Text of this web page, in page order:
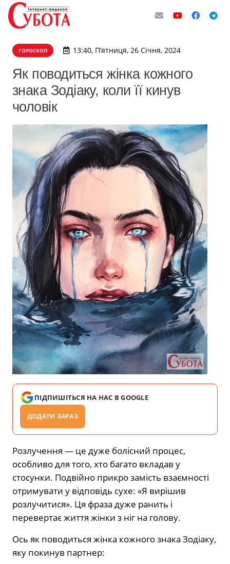
ГОРОСКОП 13:40, П’ятниця, 26 Січня, 2024
Як поводиться жінка кожного
знака Зодіаку, коли її кинув
чоловік
ПІДПИШІТЬСЯ НА НАС В GOOGLE
ДОДАТИ ЗАРАЗ
Розлучення — це дуже болісний процес,
особливо для того, хто багато вкладав у
стосунки. Подвійно прикро замість взаємності
отримувати у відповідь сухе: «Я вирішив
розлучитися». Ця фраза дуже ранить і
перевертає життя жінки з ніг на голову.
Ось як поводиться жінка кожного знака Зодіаку,
яку покинув партнер: